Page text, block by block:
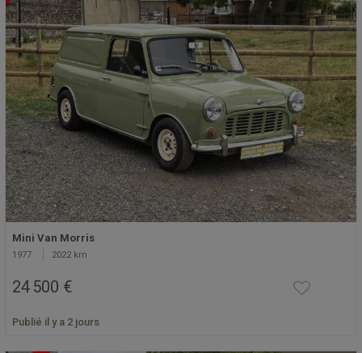
Mini Van Morris
1977 2022 km
24 500 €
Publié il y a 2 jours